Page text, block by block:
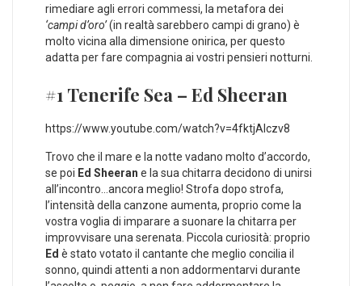
rimediare agli errori commessi, la metafora dei
‘campi d’oro’(in realtà sarebbero campi di grano) è
molto vicina alla dimensione onirica, per questo
adatta per fare compagnia ai vostri pensieri notturni.
#1 Tenerife Sea – Ed Sheeran
https://www.youtube.com/watch?v=4fktjAlczv8
Trovo che il mare e la notte vadano molto d’accordo,
se poi Ed Sheeran e la sua chitarra decidono di unirsi
all’incontro…ancora meglio! Strofa dopo strofa,
l’intensità della canzone aumenta, proprio come la
vostra voglia di imparare a suonare la chitarra per
improvvisare una serenata. Piccola curiosità: proprio
Ed è stato votato il cantante che meglio concilia il
sonno, quindi attenti a non addormentarvi durante